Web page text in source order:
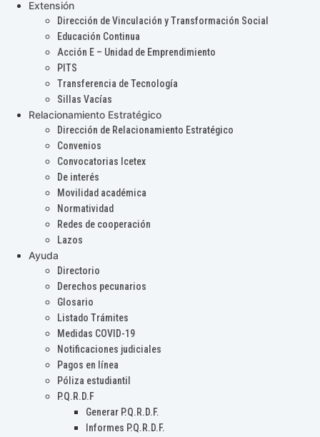
Extensión
Dirección de Vinculación y Transformación Social
Educación Continua
Acción E – Unidad de Emprendimiento
PITS
Transferencia de Tecnología
Sillas Vacías
Relacionamiento Estratégico
Dirección de Relacionamiento Estratégico
Convenios
Convocatorias Icetex
De interés
Movilidad académica
Normatividad
Redes de cooperación
Lazos
Ayuda
Directorio
Derechos pecunarios
Glosario
Listado Trámites
Medidas COVID-19
Notificaciones judiciales
Pagos en línea
Póliza estudiantil
P.Q.R.D.F
Generar P.Q.R.D.F.
Informes P.Q.R.D.F.